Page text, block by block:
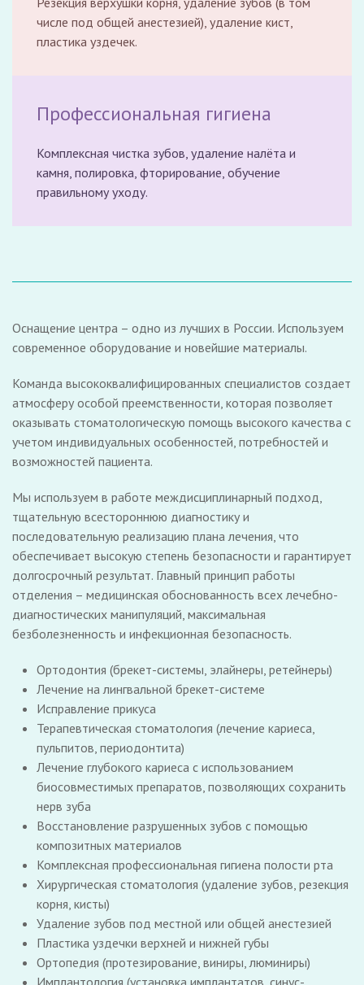
числе под общей анестезией), удаление кист,
пластика уздечек.
Профессиональная гигиена
Комплексная чистка зубов, удаление налёта и
камня, полировка, фторирование, обучение
правильному уходу.
Оснащение центра – одно из лучших в России. Используем
современное оборудование и новейшие материалы.
Команда высококвалифицированных специалистов создает
атмосферу особой преемственности, которая позволяет
оказывать стоматологическую помощь высокого качества с
учетом индивидуальных особенностей, потребностей и
возможностей пациента.
Мы используем в работе междисциплинарный подход,
тщательную всестороннюю диагностику и
последовательную реализацию плана лечения, что
обеспечивает высокую степень безопасности и гарантирует
долгосрочный результат. Главный принцип работы
отделения – медицинская обоснованность всех лечебно-
диагностических манипуляций, максимальная
безболезненность и инфекционная безопасность.
Ортодонтия (брекет-системы, элайнеры, ретейнеры)
Лечение на лингвальной брекет-системе
Исправление прикуса
Терапевтическая стоматология (лечение кариеса,
пульпитов, периодонтита)
Лечение глубокого кариеса с использованием
биосовместимых препаратов, позволяющих сохранить
нерв зуба
Восстановление разрушенных зубов с помощью
композитных материалов
Комплексная профессиональная гигиена полости рта
Хирургическая стоматология (удаление зубов, резекция
корня, кисты)
Удаление зубов под местной или общей анестезией
Пластика уздечки верхней и нижней губы
Ортопедия (протезирование, виниры, люминиры)